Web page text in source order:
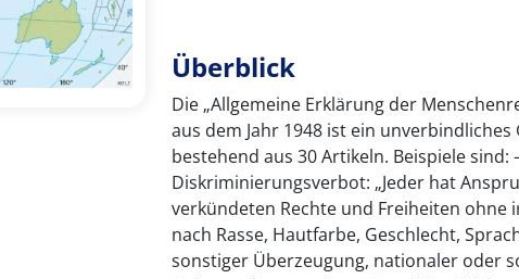
Überblick
Die „Allgemeine Erklärung der
aus dem Jahr 1948 ist ein
bestehend aus 30 Artikeln. Beispiele sind:
Diskriminierungsverbot: „Jeder hat
verkündeten Rechte und Freiheiten ohne
nach Rasse, Hautfarbe, Geschlecht,
sonstiger Überzeugung, nationaler oder